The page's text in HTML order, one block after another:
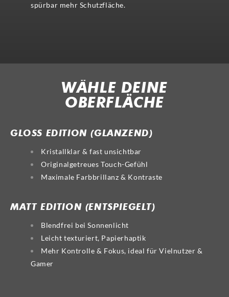
spürbar mehr Schutzfläche.
WÄHLE DEINE
OBERFLÄCHE
GLOSS EDITION (GLÄNZEND)
Kristallklar & fast unsichtbar
Originalgetreues Touch-Gefühl
Maximale Farbbrillanz & Kontraste
MATT EDITION (ENTSPIEGELT)
Blendfrei bei Sonnenlicht
Leicht texturiert, Papierhaptik
Mehr Kontrolle & Fokus, ideal für Vielnutzer &
Gamer